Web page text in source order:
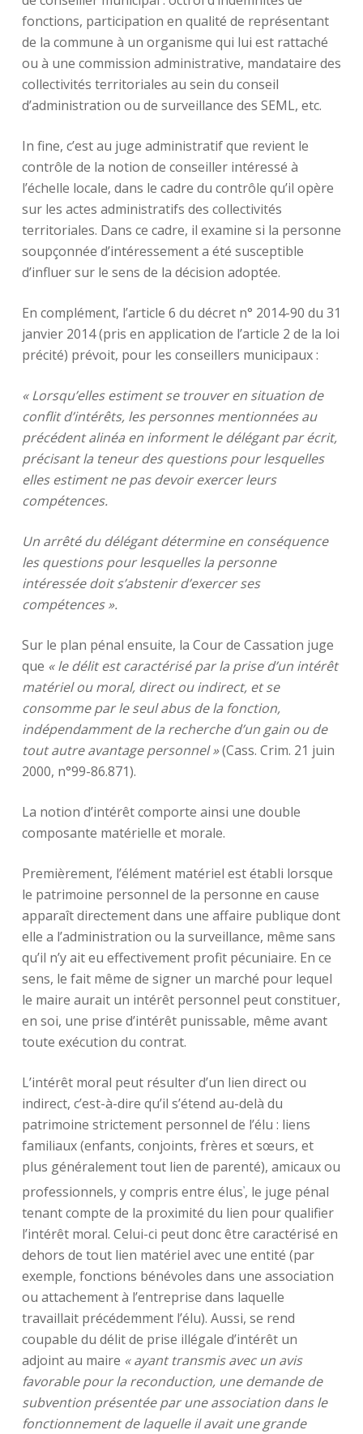
fonctions, participation en qualité de représentant
de la commune à un organisme qui lui est rattaché
ou à une commission administrative, mandataire des
collectivités territoriales au sein du conseil
d’administration ou de surveillance des SEML, etc.
In fine, c’est au juge administratif que revient le
contrôle de la notion de conseiller intéressé à
l’échelle locale, dans le cadre du contrôle qu’il opère
sur les actes administratifs des collectivités
territoriales. Dans ce cadre, il examine si la personne
soupçonnée d’intéressement a été susceptible
d’influer sur le sens de la décision adoptée.
En complément, l’article 6 du décret n° 2014-90 du 31
janvier 2014 (pris en application de l’article 2 de la loi
précité) prévoit, pour les conseillers municipaux :
« Lorsqu’elles estiment se trouver en situation de
conflit d’intérêts, les personnes mentionnées au
précédent alinéa en informent le délégant par écrit,
précisant la teneur des questions pour lesquelles
elles estiment ne pas devoir exercer leurs
compétences.
Un arrêté du délégant détermine en conséquence
les questions pour lesquelles la personne
intéressée doit s’abstenir d’exercer ses
compétences ».
Sur le plan pénal ensuite, la Cour de Cassation juge
que « le délit est caractérisé par la prise d’un intérêt
matériel ou moral, direct ou indirect, et se
consomme par le seul abus de la fonction,
indépendamment de la recherche d’un gain ou de
tout autre avantage personnel »(Cass. Crim. 21 juin
2000, n°99-86.871).
La notion d’intérêt comporte ainsi une double
composante matérielle et morale.
Premièrement, l’élément matériel est établi lorsque
le patrimoine personnel de la personne en cause
apparaît directement dans une affaire publique dont
elle a l’administration ou la surveillance, même sans
qu’il n’y ait eu effectivement profit pécuniaire. En ce
sens, le fait même de signer un marché pour lequel
le maire aurait un intérêt personnel peut constituer,
en soi, une prise d’intérêt punissable, même avant
toute exécution du contrat.
L’intérêt moral peut résulter d’un lien direct ou
indirect, c’est-à-dire qu’il s’étend au-delà du
patrimoine strictement personnel de l’élu : liens
familiaux (enfants, conjoints, frères et sœurs, et
plus généralement tout lien de parenté), amicaux ou
professionnels, y compris entre élus 9, le juge pénal
tenant compte de la proximité du lien pour qualifier
l’intérêt moral. Celui-ci peut donc être caractérisé en
dehors de tout lien matériel avec une entité (par
exemple, fonctions bénévoles dans une association
ou attachement à l’entreprise dans laquelle
travaillait précédemment l’élu). Aussi, se rend
coupable du délit de prise illégale d’intérêt un
adjoint au maire « ayant transmis avec un avis
favorable pour la reconduction, une demande de
subvention présentée par une association dans le
fonctionnement de laquelle il avait une grande